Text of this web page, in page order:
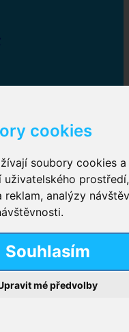
cookies
soubory cookies
uživatelského
reklam, analýzy
Souhlasím
mé předvolby
,Plenkové kalhotky
kalhotky dámské